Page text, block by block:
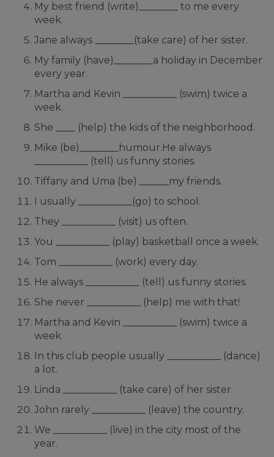
My best friend (write)________ to me every
week.
Jane always ________(take care) of her sister.
My family (have)________a holiday in December
every year.
Martha and Kevin ___________ (swim) twice a
week.
She ____ (help) the kids of the neighborhood.
Mike (be)________humour.He always
___________ (tell) us funny stories.
Tiffany and Uma (be) ______my friends.
I usually ___________(go) to school.
They ___________ (visit) us often.
You ___________ (play) basketball once a week.
Tom ___________ (work) every day.
He always ___________ (tell) us funny stories.
She never ___________ (help) me with that!
Martha and Kevin ___________ (swim) twice a
week.
In this club people usually ___________ (dance)
a lot.
Linda ___________ (take care) of her sister.
John rarely ___________ (leave) the country.
We ___________ (live) in the city most of the
year.